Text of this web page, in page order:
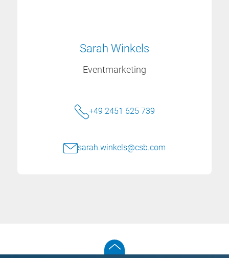
Sarah Winkels
Eventmarketing
+49 2451 625 739
sarah.winkels@csb.com